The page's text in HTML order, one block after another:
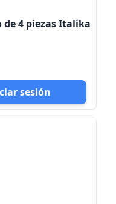
de 4 piezas Italika
sesión